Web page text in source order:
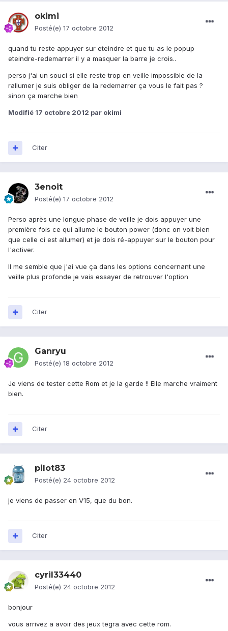
okimi
Posté(e) 17 octobre 2012
quand tu reste appuyer sur eteindre et que tu as le popup
eteindre-redemarrer il y a masquer la barre je crois..
perso j'ai un souci si elle reste trop en veille impossible de la
rallumer je suis obliger de la redemarrer ça vous le fait pas ?
sinon ça marche bien
Modifié 17 octobre 2012 par okimi
Citer
3enoit
Posté(e) 17 octobre 2012
Perso après une longue phase de veille je dois appuyer une
première fois ce qui allume le bouton power (donc on voit bien
que celle ci est allumer) et je dois ré-appuyer sur le bouton pour
l'activer.
Il me semble que j'ai vue ça dans les options concernant une
veille plus profonde je vais essayer de retrouver l'option
Citer
Ganryu
Posté(e) 18 octobre 2012
Je viens de tester cette Rom et je la garde !! Elle marche vraiment
bien.
Citer
pilot83
Posté(e) 24 octobre 2012
je viens de passer en V15, que du bon.
Citer
cyril33440
Posté(e) 24 octobre 2012
bonjour
vous arrivez a avoir des jeux tegra avec cette rom.